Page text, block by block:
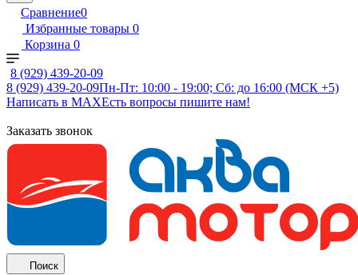
Сравнение0
Избранные товары 0
Корзина 0
8 (929) 439-20-09
8 (929) 439-20-09Пн-Пт: 10:00 - 19:00; Сб: до 16:00 (МСК +5)
Написать в MAXЕсть вопросы пишите нам!
Заказать звонок
Поиск